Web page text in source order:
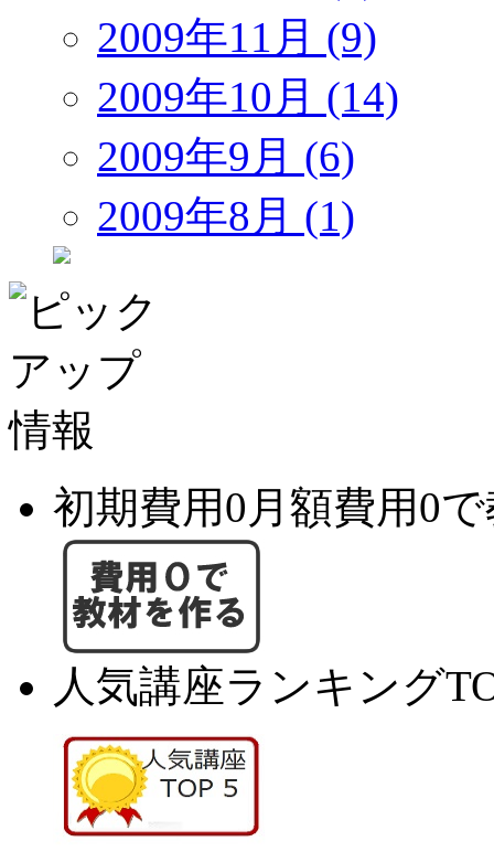
2009年11月 (9)
2009年10月 (14)
2009年9月 (6)
2009年8月 (1)
初期費用0月額費用0
人気講座ランキング